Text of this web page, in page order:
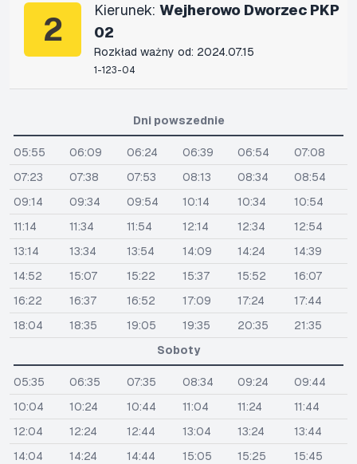
2 Kierunek: Wejherowo Dworzec PKP
02
Rozkład ważny od: 2024.07.15
1-123-04
Dni powszednie
05:55 06:09 06:24 06:39 06:54
07:08
07:23
07:38 07:53 08:13 08:34
08:54
09:14
09:34 09:54 10:14 10:34
10:54
11:14
11:34 11:54 12:14 12:34
12:54
13:14
13:34 13:54 14:09 14:24
14:39
14:52
15:07 15:22 15:37 15:52
16:07
16:22
16:37 16:52 17:09 17:24
17:44
18:04
18:35 19:05 19:35 20:35
21:35
Soboty
05:35 06:35 07:35 08:34 09:24
09:44
10:04
10:24 10:44 11:04 11:24
11:44
12:04
12:24 12:44 13:04 13:24
13:44
14:04
14:24 14:44 15:05 15:25
15:45